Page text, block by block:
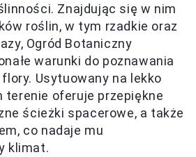
Znajdując się w nim
roślin, w tym rzadkie oraz
Ogród Botaniczny
warunki do poznawania
Usytuowany na lekko
terenie oferuje przepiękne
ścieżki spacerowe, a także
co nadaje mu
klimat.